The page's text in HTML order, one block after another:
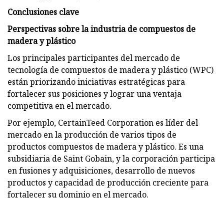
Conclusiones clave
Perspectivas sobre la industria de compuestos de
madera y plástico
Los principales participantes del mercado de
tecnología de compuestos de madera y plástico (WPC)
están priorizando iniciativas estratégicas para
fortalecer sus posiciones y lograr una ventaja
competitiva en el mercado.
Por ejemplo, CertainTeed Corporation es líder del
mercado en la producción de varios tipos de
productos compuestos de madera y plástico. Es una
subsidiaria de Saint Gobain, y la corporación participa
en fusiones y adquisiciones, desarrollo de nuevos
productos y capacidad de producción creciente para
fortalecer su dominio en el mercado.